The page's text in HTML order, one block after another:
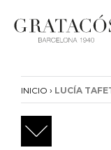
INICIO › LUCÍA